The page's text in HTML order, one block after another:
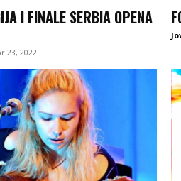
I FINALE SERBIA OPENA
23, 2022